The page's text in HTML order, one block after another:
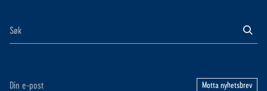
Motta nyhetsbrev